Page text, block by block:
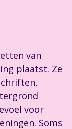
van
plaatst. Ze
voor
Soms